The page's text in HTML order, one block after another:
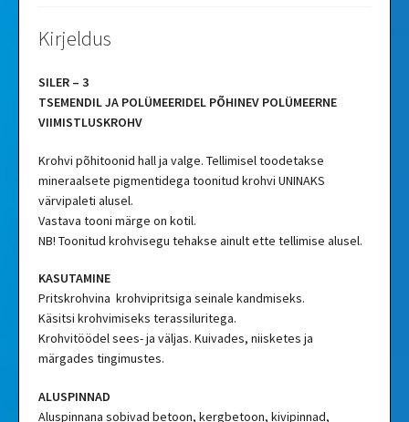
Kirjeldus
SILER – 3
TSEMENDIL JA POLÜMEERIDEL PÕHINEV POLÜMEERNE
VIIMISTLUSKROHV
Krohvi põhitoonid hall ja valge. Tellimisel toodetakse
mineraalsete pigmentidega toonitud krohvi UNINAKS
värvipaleti alusel.
Vastava tooni märge on kotil.
NB! Toonitud krohvisegu tehakse ainult ette tellimise alusel.
KASUTAMINE
Pritskrohvina krohvipritsiga seinale kandmiseks.
Käsitsi krohvimiseks terassiluritega.
Krohvitöödel sees- ja väljas. Kuivades, niisketes ja
märgades tingimustes.
ALUSPINNAD
Aluspinnana sobivad betoon, kergbetoon, kivipinnad,